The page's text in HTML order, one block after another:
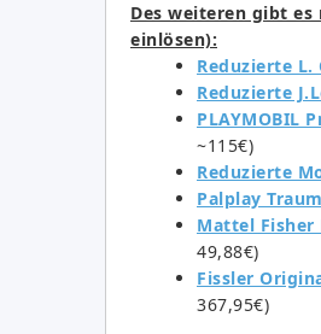
Des weiteren gibt
einlösen):
Reduzierte L.
Reduzierte
PLAYMOBIL
~115€)
Reduzierte
Palplay
Mattel Fisher
49,88€)
Fissler
367,95€)